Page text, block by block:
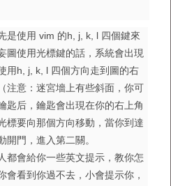
是使用 vim 的h, j, k, l 四個鍵來
圖使用光標鍵的話，系統會出現
用h, j, k, l 四個方向走到圖的右
注意：迷宮墻上有些斜面，你可
匙后，鑰匙會出現在你的右上角
標要向那個方向移動，當你到達
開門，進入第二關。
都會給你一些英文提示，教你怎
會看到你過不去，小會提示你，